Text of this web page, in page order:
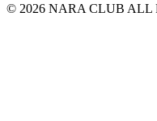
© 2026 NARA CLUB ALL